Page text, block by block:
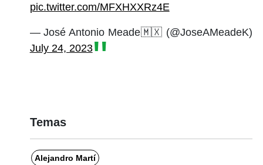
pic.twitter.com/MFXHXXRz4E
— José Antonio Meade🇲🇽 (@JoseAMeadeK)
July 24, 2023
Temas
Alejandro Martí